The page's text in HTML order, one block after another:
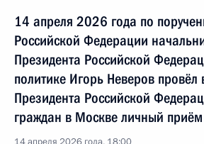
14 апреля 2026 года по
Российской Федерации
Президента Российской
политике Игорь Неверов
Президента Российской
граждан в Москве личный